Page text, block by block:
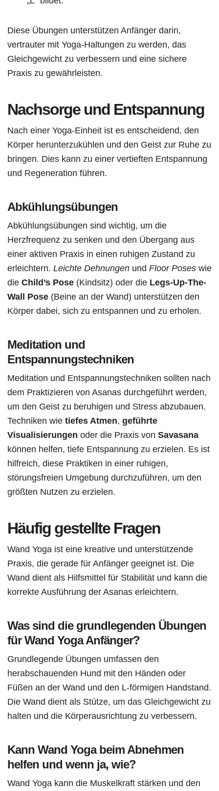
Diese Übungen unterstützen Anfänger darin,
vertrauter mit Yoga-Haltungen zu werden, das
Gleichgewicht zu verbessern und eine sichere
Praxis zu gewährleisten.
Nachsorge und Entspannung
Nach einer Yoga-Einheit ist es entscheidend, den
Körper herunterzukühlen und den Geist zur Ruhe zu
bringen. Dies kann zu einer vertieften Entspannung
und Regeneration führen.
Abkühlungsübungen
Abkühlungsübungen sind wichtig, um die
Herzfrequenz zu senken und den Übergang aus
einer aktiven Praxis in einen ruhigen Zustand zu
erleichtern. Leichte Dehnungen und Floor Poses wie
die Child’s Pose (Kindsitz) oder die Legs-Up-The-
Wall Pose (Beine an der Wand) unterstützen den
Körper dabei, sich zu entspannen und zu erholen.
Meditation und
Entspannungstechniken
Meditation und Entspannungstechniken sollten nach
dem Praktizieren von Asanas durchgeführt werden,
um den Geist zu beruhigen und Stress abzubauen.
Techniken wie tiefes Atmen, geführte
Visualisierungen oder die Praxis von Savasana
können helfen, tiefe Entspannung zu erzielen. Es ist
hilfreich, diese Praktiken in einer ruhigen,
störungsfreien Umgebung durchzuführen, um den
größten Nutzen zu erzielen.
Häufig gestellte Fragen
Wand Yoga ist eine kreative und unterstützende
Praxis, die gerade für Anfänger geeignet ist. Die
Wand dient als Hilfsmittel für Stabilität und kann die
korrekte Ausführung der Asanas erleichtern.
Was sind die grundlegenden Übungen
für Wand Yoga Anfänger?
Grundlegende Übungen umfassen den
herabschauenden Hund mit den Händen oder
Füßen an der Wand und den L-förmigen Handstand.
Die Wand dient als Stütze, um das Gleichgewicht zu
halten und die Körperausrichtung zu verbessern.
Kann Wand Yoga beim Abnehmen
helfen und wenn ja, wie?
Wand Yoga kann die Muskelkraft stärken und den